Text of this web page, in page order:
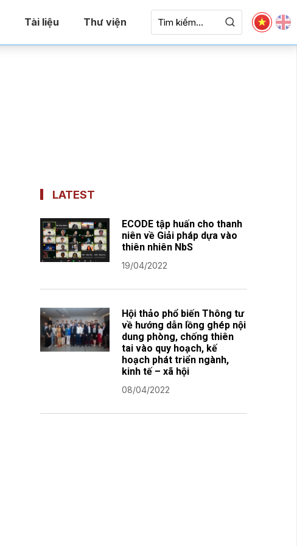
Tài liệu Thư viện
LATEST
ECODE tập huấn cho thanh
niên về Giải pháp dựa vào
thiên nhiên NbS
19/04/2022
Hội thảo phổ biến Thông tư
về hướng dẫn lồng ghép nội
dung phòng, chống thiên
tai vào quy hoạch, kế
hoạch phát triển ngành,
kinh tế – xã hội
08/04/2022